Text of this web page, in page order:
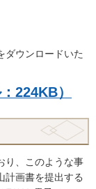
ダウンロードいた
224KB）
り、このような事
計画書を提出する